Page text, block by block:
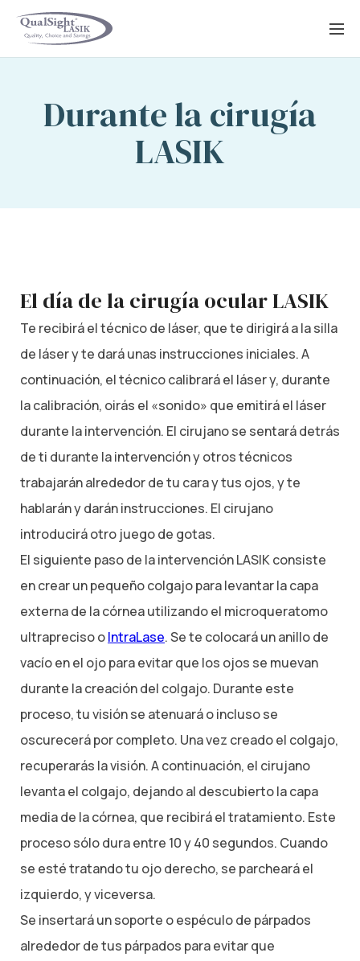
Saltar
Durante la cirugía
LASIK
El día de la cirugía ocular LASIK
Te recibirá el técnico de láser, que te dirigirá a la silla
de láser y te dará unas instrucciones iniciales. A
continuación, el técnico calibrará el láser y, durante
la calibración, oirás el «sonido» que emitirá el láser
durante la intervención. El cirujano se sentará detrás
de ti durante la intervención y otros técnicos
trabajarán alrededor de tu cara y tus ojos, y te
hablarán y darán instrucciones. El cirujano
introducirá otro juego de gotas.
El siguiente paso de la intervención LASIK consiste
en crear un pequeño colgajo para levantar la capa
externa de la córnea utilizando el microqueratomo
ultrapreciso oIntraLase. Se te colocará un anillo de
vacío en el ojo para evitar que los ojos se muevan
durante la creación del colgajo. Durante este
proceso, tu visión se atenuará o incluso se
oscurecerá por completo. Una vez creado el colgajo,
recuperarás la visión. A continuación, el cirujano
levanta el colgajo, dejando al descubierto la capa
media de la córnea, que recibirá el tratamiento. Este
proceso sólo dura entre 10 y 40 segundos. Cuando
se esté tratando tu ojo derecho, se parcheará el
izquierdo, y viceversa.
Se insertará un soporte o espéculo de párpados
alrededor de tus párpados para evitar que